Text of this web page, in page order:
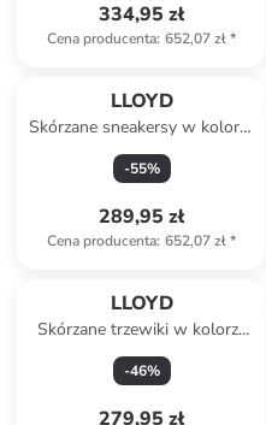
334,95 zł
Cena producenta: 652,07 zł*
LLOYD
Skórzane sneakersy w kolorze
czarnym
-55%
289,95 zł
Cena producenta: 652,07 zł*
LLOYD
Skórzane trzewiki w kolorze
beżowym
-46%
279,95 zł